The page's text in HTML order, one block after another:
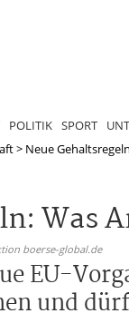
POLITIK SPORT
> Neue
Was
boerse-global.de
EU-
und